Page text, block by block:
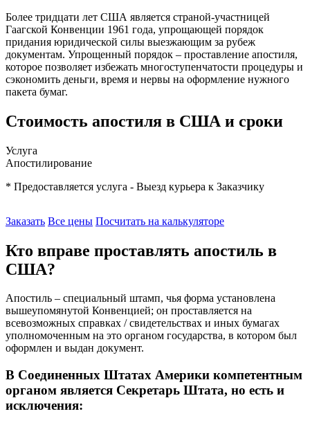
Более тридцати лет США является страной-участницей
Гаагской Конвенции 1961 года, упрощающей порядок
придания юридической силы выезжающим за рубеж
документам. Упрощенный порядок – проставление апостиля,
которое позволяет избежать многоступенчатости процедуры и
сэкономить деньги, время и нервы на оформление нужного
пакета бумаг.
Стоимость апостиля в США и сроки
Услуга
Апостилирование
* Предоставляется услуга - Выезд курьера к Заказчику
Заказать Все цены Посчитать на калькуляторе
Кто вправе проставлять апостиль в
США?
Апостиль – специальный штамп, чья форма установлена
вышеупомянутой Конвенцией; он проставляется на
всевозможных справках / свидетельствах и иных бумагах
уполномоченным на это органом государства, в котором был
оформлен и выдан документ.
В Соединенных Штатах Америки компетентным
органом является Секретарь Штата, но есть и
исключения: